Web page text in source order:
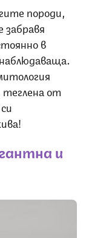
породи,
забравя
в
теглена от
и